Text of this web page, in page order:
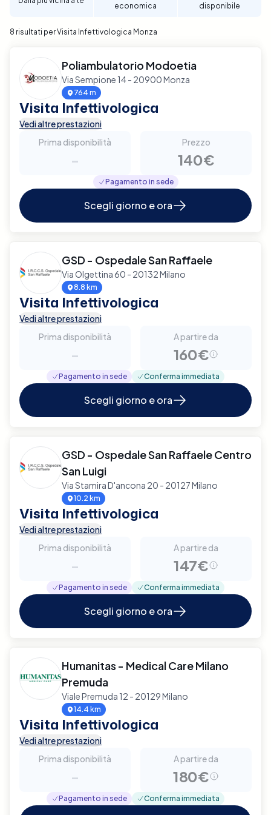
economica
disponibile
8 risultati per Visita Infettivologica Monza
Poliambulatorio Modoetia
Via Sempione 14 - 20900 Monza
764 m
Visita Infettivologica
Vedi altre prestazioni
Prima disponibilità
-
Prezzo
140€
Pagamento in sede
Scegli giorno e ora
GSD - Ospedale San Raffaele
Via Olgettina 60 - 20132 Milano
8.8 km
Visita Infettivologica
Vedi altre prestazioni
Prima disponibilità
-
A partire da
160€
Pagamento in sede Conferma immediata
Scegli giorno e ora
GSD - Ospedale San Raffaele Centro
San Luigi
Via Stamira D'ancona 20 - 20127 Milano
10.2 km
Visita Infettivologica
Vedi altre prestazioni
Prima disponibilità
-
A partire da
147€
Pagamento in sede Conferma immediata
Scegli giorno e ora
Humanitas - Medical Care Milano
Premuda
Viale Premuda 12 - 20129 Milano
14.4 km
Visita Infettivologica
Vedi altre prestazioni
Prima disponibilità
-
A partire da
180€
Pagamento in sede Conferma immediata